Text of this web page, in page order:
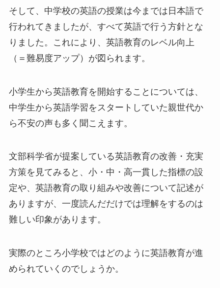
そして、中学校の英語の授業は今までは日本語で
行われてきましたが、すべて英語で行う方針とな
りました。これにより、英語教育のレベル向上
（＝難易度アップ）が図られます。
小学生から英語教育を開始することについては、
中学生から英語学習をスタートしていた親世代か
ら不安の声も多く聞こえます。
文部科学省が提案している英語教育の改善・充実
方策を見てみると、小・中・高一貫した指標の設
定や、英語教育の取り組みや改善について記述が
ありますが、一度読んだだけでは理解をするのは
難しい印象があります。
実際のところ小学校ではどのように英語教育が進
められていくのでしょうか。